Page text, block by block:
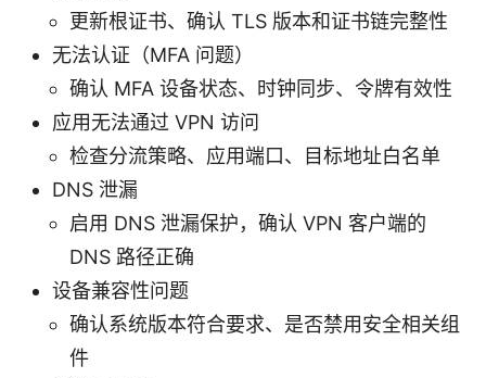
更新根证书、确认 TLS 版本和证书链完整性
无法认证（MFA 问题）
确认 MFA 设备状态、时钟同步、令牌有效性
应用无法通过 VPN 访问
检查分流策略、应用端口、目标地址白名单
DNS 泄漏
启用 DNS 泄漏保护，确认 VPN 客户端的
DNS 路径正确
设备兼容性问题
确认系统版本符合要求、是否禁用安全相关组
件